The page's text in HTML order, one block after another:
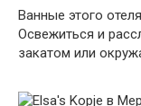
Ванные этого
Освежиться и
закатом или